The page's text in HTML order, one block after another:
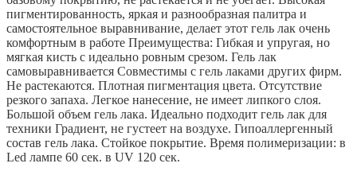
пигментированность, яркая и разнообразная палитра и
самостоятельное выравнивание, делает этот гель лак очень
комфортным в работе Преимущества: Гибкая и упругая, но
мягкая кисть с идеально ровным срезом. Гель лак
самовыравнивается Совместимы с гель лаками других фирм.
Не растекаются. Плотная пигментация цвета. Отсутствие
резкого запаха. Легкое нанесение, не имеет липкого слоя.
Большой объем гель лака. Идеально подходит гель лак для
техники Градиент, не густеет на воздухе. Гипоаллергенный
состав гель лака. Стойкое покрытие. Время полимеризации: в
Led лампе 60 сек. в UV 120 сек.